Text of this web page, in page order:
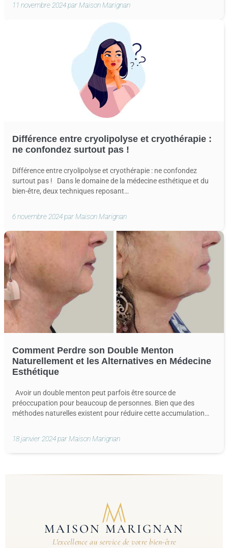
11 novembre 2024 par Maison Marignan
Différence entre cryolipolyse et cryothérapie :
ne confondez surtout pas !
Différence entre cryolipolyse et cryothérapie : ne confondez
surtout pas ! Dans le domaine de la médecine esthétique et du
bien-être, deux techniques reposant…
6 novembre 2024 par Maison Marignan
Comment Perdre son Double Menton
Naturellement et les Alternatives en Médecine
Esthétique
Avoir un double menton peut parfois être source de
préoccupation pour beaucoup de personnes. Bien que des
méthodes naturelles existent pour réduire cette accumulation…
18 janvier 2024 par Maison Marignan
MAISON MARIGNAN
L'excellence au service de votre bien-être